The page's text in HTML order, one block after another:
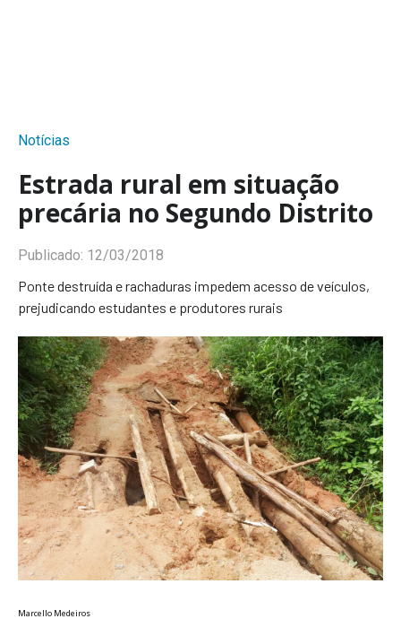
Notícias
Estrada rural em situação
precária no Segundo Distrito
Publicado: 12/03/2018
Ponte destruída e rachaduras impedem acesso de veículos,
prejudicando estudantes e produtores rurais
Marcello Medeiros